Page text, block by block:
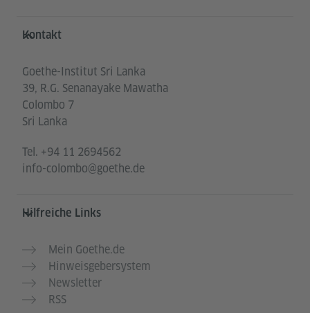
Service- und Informationsbereich
Kontakt
Goethe-Institut Sri Lanka
39, R.G. Senanayake Mawatha
Colombo 7
Sri Lanka
Tel. +94 11 2694562
info-colombo@goethe.de
Hilfreiche Links
Mein Goethe.de
Hinweisgebersystem
Newsletter
RSS